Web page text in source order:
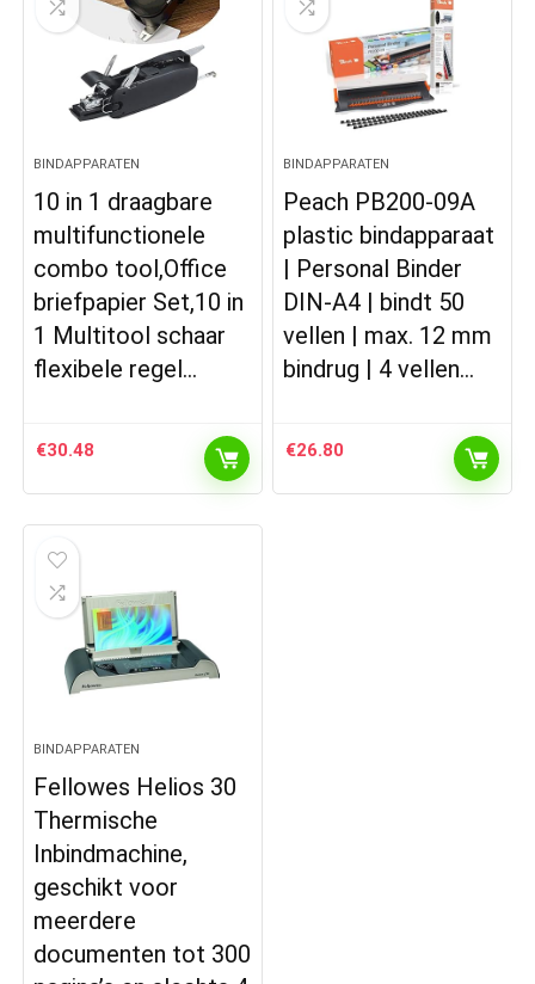
BINDAPPARATEN
10 in 1 draagbare
multifunctionele
combo tool,Office
briefpapier Set,10 in
1 Multitool schaar
flexibele regel…
€30.48
BINDAPPARATEN
Peach PB200-09A
plastic bindapparaat
| Personal Binder
DIN-A4 | bindt 50
vellen | max. 12 mm
bindrug | 4 vellen…
€26.80
BINDAPPARATEN
Fellowes Helios 30
Thermische
Inbindmachine,
geschikt voor
meerdere
documenten tot 300